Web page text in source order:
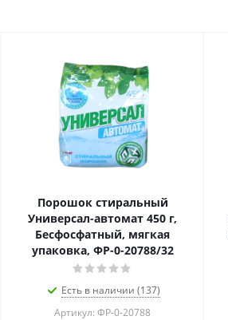
Порошок стиральный
Универсал-автомат 450 г,
Бесфосфатный, мягкая
упаковка, ФР-0-20788/32
Есть в наличии (137)
Артикул: ФР-0-20788